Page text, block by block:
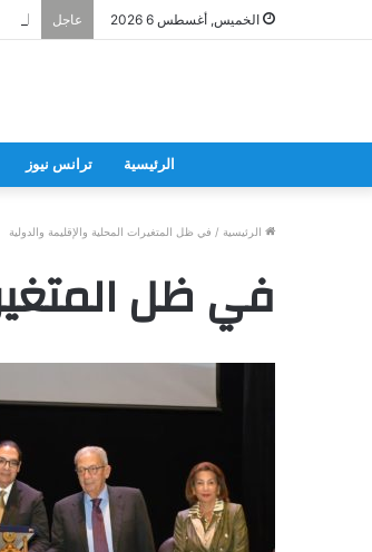
الخميس, أغسطس 6 2026 عاجل اعتماد 30 منشأة صحية جديدة في 10
الرئيسية ترانس نيوز
الرئيسية / في ظل المتغيرات المحلية والإقليمة والدولية
في ظل